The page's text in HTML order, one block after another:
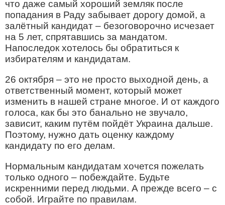
что даже самый хороший земляк после
попадания в Раду забывает дорогу домой, а
залётный кандидат – безоговорочно исчезает
на 5 лет, спрятавшись за мандатом.
Напоследок хотелось бы обратиться к
избирателям и кандидатам.
26 октября – это не просто выходной день, а
ответственный момент, который может
изменить в нашей стране многое. И от каждого
голоса, как бы это банально не звучало,
зависит, каким путём пойдёт Украина дальше.
Поэтому, нужно дать оценку каждому
кандидату по его делам.
Нормальным кандидатам хочется пожелать
только одного – побеждайте. Будьте
искренними перед людьми. А прежде всего – с
собой. Играйте по правилам.